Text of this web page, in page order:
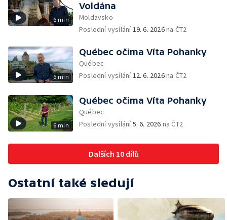
6 min
Voldána
Moldavsko
Poslední vysílání19. 6. 2026na ČT2
6 min
Québec očima Víta Pohanky
Québec
Poslední vysílání12. 6. 2026na ČT2
6 min
Québec očima Víta Pohanky
Québec
Poslední vysílání5. 6. 2026 na ČT2
Dalších 10 dílů
Ostatní také sledují